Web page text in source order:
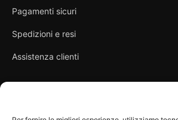
Pagamenti sicuri
Spedizioni e resi
Assistenza clienti